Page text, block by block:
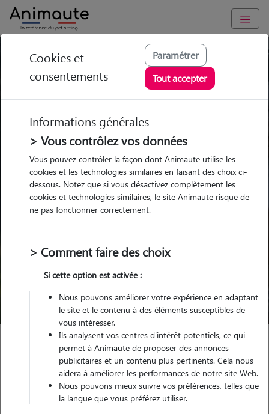
Trouvez votre gardien idéal !
Garde
chez le Pet Sitter
Garde
chez le Pet Sitter
Ville
Trouver mon Pet Sitter
Compte pet sitter qui n'existe plus
Petsitter inactif
Cookies et
consentements
Paramétrer
Tout accepter
Informations générales
> Vous contrôlez vos données
Vous pouvez contrôler la façon dont Animaute utilise les
cookies et les technologies similaires en faisant des choix ci-
dessous. Notez que si vous désactivez complètement les
cookies et technologies similaires, le site Animaute risque de
ne pas fonctionner correctement.
> Comment faire des choix
Si cette option est activée :
Nous pouvons améliorer votre expérience en adaptant
le site et le contenu à des éléments susceptibles de
vous intéresser.
Ils analysent vos centres d'intérêt potentiels, ce qui
permet à Animaute de proposer des annonces
publicitaires et un contenu plus pertinents. Cela nous
aidera à améliorer les performances de notre site Web.
Nous pouvons mieux suivre vos préférences, telles que
la langue que vous préférez utiliser.